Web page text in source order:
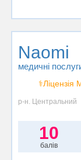
Naomi
медичні
р-н. Центральний
10
балів